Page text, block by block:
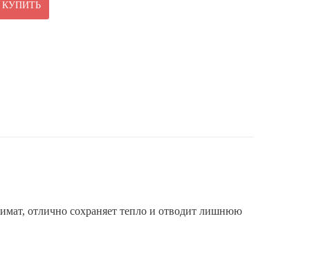
КУПИТЬ
отлично сохраняет тепло и отводит лишнюю